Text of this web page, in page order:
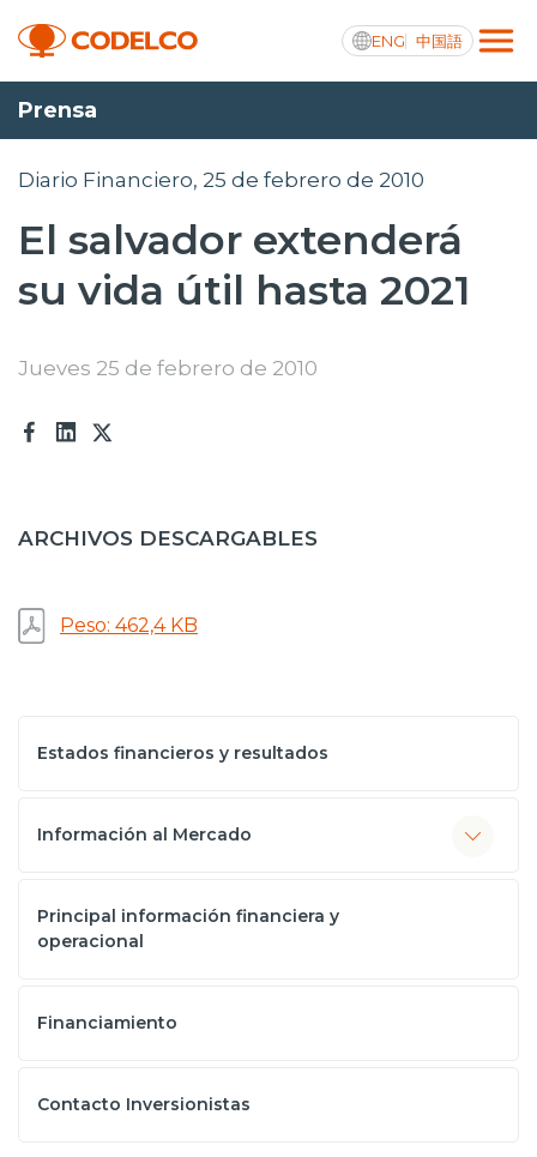
ENG 中国語
Transparencia activa
Proyectos
Sustentabilidad
Trabaja en Codelco
Prensa
Diario Financiero, 25 de febrero de 2010
El salvador extenderá
su vida útil hasta 2021
Jueves 25 de febrero de 2010
ARCHIVOS DESCARGABLES
Peso: 462,4 KB
Estados financieros y resultados
Información al Mercado
Principal información financiera y
operacional
Financiamiento
Contacto Inversionistas